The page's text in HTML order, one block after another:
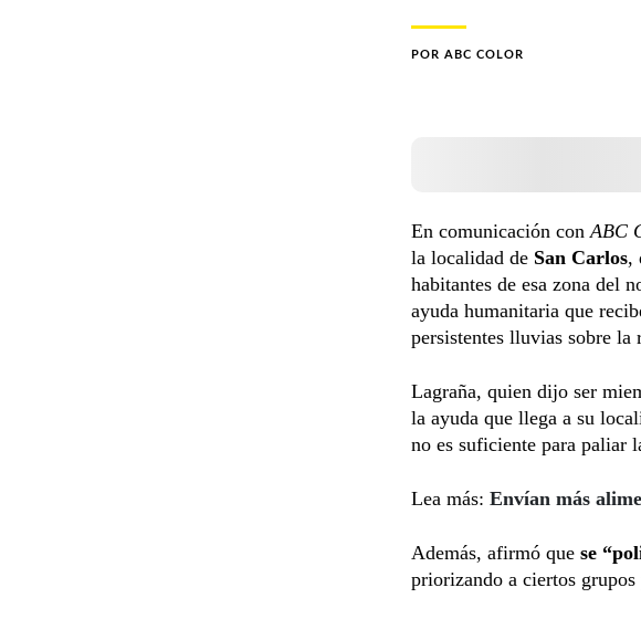
POR ABC COLOR
En comunicación con ABC
la localidad de San Carlos,
habitantes de esa zona del
ayuda humanitaria que
persistentes lluvias sobre la
Lagraña, quien dijo ser
la ayuda que llega a su
no es suficiente para paliar
Lea más: Envían más
Además, afirmó que se
priorizando a ciertos